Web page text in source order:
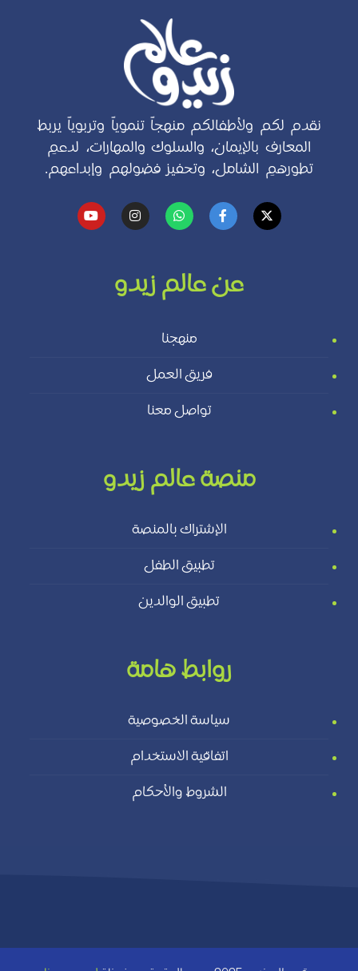
نقدم لكم ولأطفالكم منهجاً تنموياً وتربوياً يربط
المعارف بالإيمان، والسلوك والمهارات، لدعمِ
تطورهمِ الشامل، وتحفيز فضولهم وإبداعهم.
عن عالم زيدو
منهجنا
فريق العمل
تواصل معنا
منصة عالم زيدو
الإشتراك بالمنصة
تطبيق الطفل
تطبيق الوالدين
روابط هامة
سياسة الخصوصية
اتفاقية الاستخدام
الشروط والأحكام